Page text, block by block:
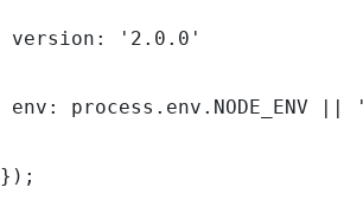
version: '2.0.0'
env: process.env.NODE_ENV ||
});